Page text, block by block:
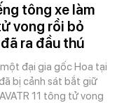
tông xe làm
vong rồi bỏ
ra đầu thú
đại gia gốc Hoa tại
bị cảnh sát bắt giữ
11 tông tử vong